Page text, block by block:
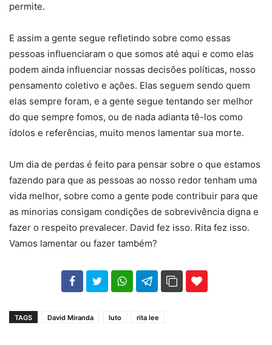
permite.
E assim a gente segue refletindo sobre como essas
pessoas influenciaram o que somos até aqui e como elas
podem ainda influenciar nossas decisões políticas, nosso
pensamento coletivo e ações. Elas seguem sendo quem
elas sempre foram, e a gente segue tentando ser melhor
do que sempre fomos, ou de nada adianta tê-los como
ídolos e referências, muito menos lamentar sua morte.
Um dia de perdas é feito para pensar sobre o que estamos
fazendo para que as pessoas ao nosso redor tenham uma
vida melhor, sobre como a gente pode contribuir para que
as minorias consigam condições de sobrevivência digna e
fazer o respeito prevalecer. David fez isso. Rita fez isso.
Vamos lamentar ou fazer também?
102 35
TAGS David Miranda luto rita lee